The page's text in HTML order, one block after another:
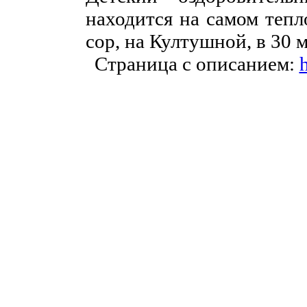
находится на самом
сор, на Култушной, в 30
Страница с описанием: